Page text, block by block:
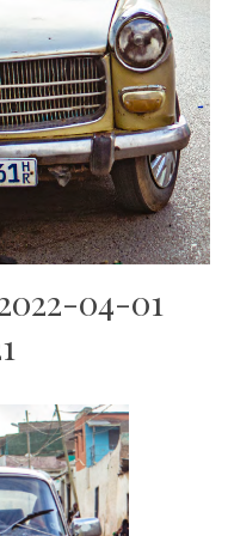
04-01